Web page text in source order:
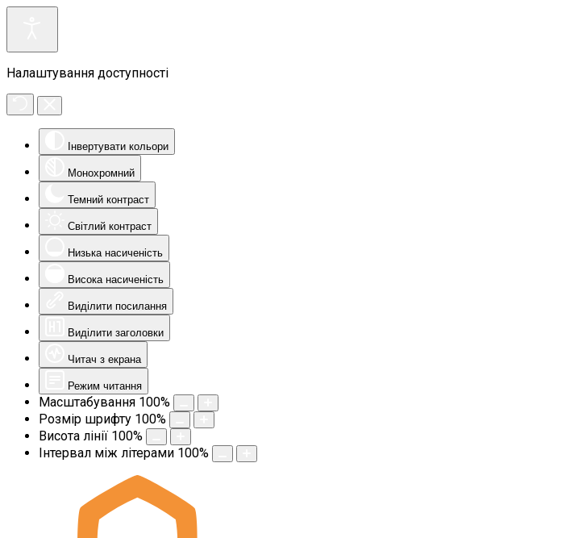
Налаштування доступності
Інвертувати кольори
Монохромний
Темний контраст
Світлий контраст
Низька насиченість
Висока насиченість
Виділити посилання
Виділити заголовки
Читач з екрана
Режим читання
Масштабування 100%
Розмір шрифту 100%
Висота лінії 100%
Інтервал між літерами 100%